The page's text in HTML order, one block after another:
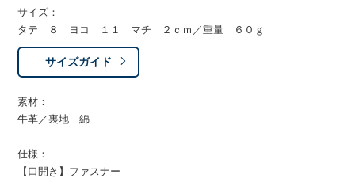
サイズ：
タテ ８ ヨコ １１ マチ ２ｃｍ／重量 ６０ｇ
サイズガイド
素材：
牛革／裏地 綿
仕様：
【口開き】ファスナー